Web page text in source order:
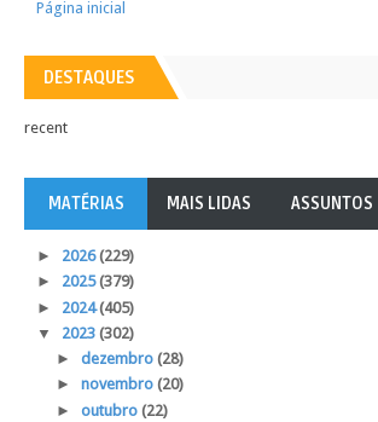
Página inicial
DESTAQUES
recent
MATÉRIAS MAIS LIDAS ASSUNTOS
► 2026(229)
► 2025(379)
► 2024(405)
▼ 2023 (302)
► dezembro (28)
► novembro (20)
► outubro (22)